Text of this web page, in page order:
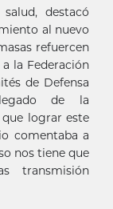
destacó
al nuevo
refuercen
la Federación
de Defensa
de la
lograr este
comentaba a
nos tiene que
transmisión